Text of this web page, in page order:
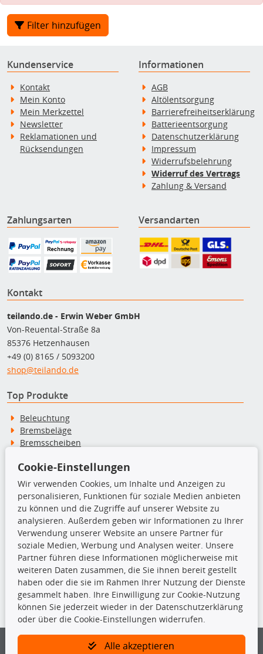
Filter hinzufügen
Kundenservice
Kontakt
Mein Konto
Mein Merkzettel
Newsletter
Reklamationen und
Rücksendungen
Informationen
AGB
Altölentsorgung
Barrierefreiheitserklärung
Batterieentsorgung
Datenschutzerklärung
Impressum
Widerrufsbelehrung
Widerruf des Vertrags
Zahlung & Versand
Zahlungsarten Versandarten
Kontakt
teilando.de - Erwin Weber GmbH
Von-Reuental-Straße 8a
85376 Hetzenhausen
+49 (0) 8165 / 5093200
shop@teilando.de
Top Produkte
Beleuchtung
Bremsbeläge
Bremsscheiben
Querlenker
Radlager
Stoßdämpfer
TecDoc Inside
Die hier angezeigten Daten insbesondere die gesamte Datenbank dürfen
nicht kopiert werden.
Es ist zu unterlassen, die Daten oder die gesamte Datenbank ohne
vorherige Zustimmung von TecDoc zu vervielfältigen, zu verbreiten
und/oder diese Handlungen durch Dritte ausführen zu lassen. Ein
Cookie-Einstellungen
Wir verwenden Cookies, um Inhalte und Anzeigen zu
personalisieren, Funktionen für soziale Medien anbieten
zu können und die Zugriffe auf unserer Website zu
analysieren. Außerdem geben wir Informationen zu Ihrer
Verwendung unserer Website an unsere Partner für
soziale Medien, Werbung und Analysen weiter. Unsere
Partner führen diese Informationen möglicherweise mit
weiteren Daten zusammen, die Sie ihnen bereit gestellt
haben oder die sie im Rahmen Ihrer Nutzung der Dienste
gesammelt haben. Ihre Einwilligung zur Cookie-Nutzung
können Sie jederzeit wieder in der Datenschutzerklärung
oder über die Cookie-Einstellungen widerrufen.
Alle akzeptieren